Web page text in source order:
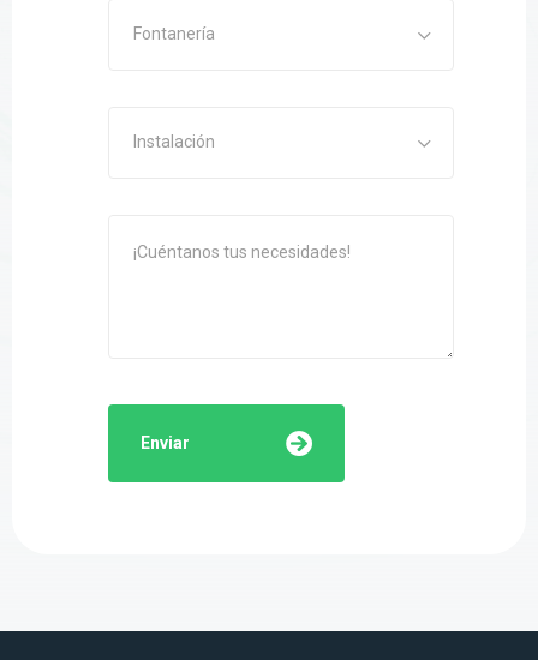
Fontanería
Instalación
Enviar